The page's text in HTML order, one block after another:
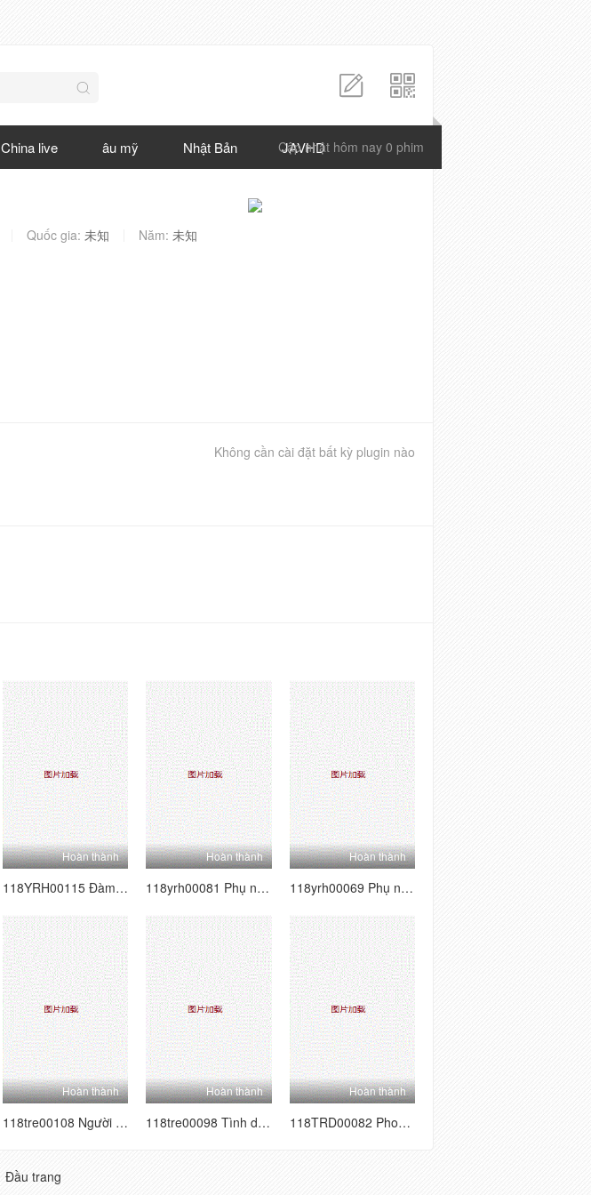
Cập nhật hôm nay 0 phim
China live âu mỹ Nhật Bản JAVHD
Quốc gia: 未知 Năm: 未知
Không cần cài đặt bất kỳ plugin nào
Hoàn thành
118YRH00115 Đàm phán hoàn toàn nghiêm trọng!Nhằm mục đích cho cô gái poster nghiệp dư siêu dễ thương được đồn đại!Vol.33
Hoàn thành
118yrh00081 Phụ nữ làm việc Hunting Vol.19
Hoàn thành
118yrh00069 Phụ nữ làm việc Săn bắn Vol.16
Hoàn thành
118tre00108 Người phụ nữ đã kết hôn chọn nhà Creampie Vol.03 tốt nhất
Hoàn thành
118tre00098 Tình dục bất tận 8 giờ 01 8 Cô gái xinh đẹp VS Actors 404 giới hạn quan hệ tình dục liên tục 480 phút
Hoàn thành
118TRD00082 Phong cách Tokyo 82
Đầu trang